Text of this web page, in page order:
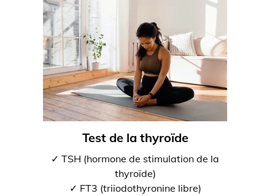
Test de la thyroïde
✓ TSH (hormone de stimulation de la
thyroïde)
✓ FT3 (triiodothyronine libre)